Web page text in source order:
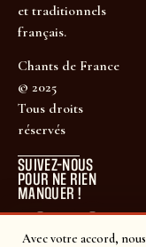
Avec votre accord,
et traditionnels
français.
Chants de France
© 2025
Tous droits
réservés
SUIVEZ-NOUS
POUR NE RIEN
MANQUER !